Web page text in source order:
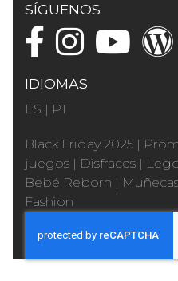
SÍGUENOS
IDIOMAS
ES | PT
Black Friday 2025 |
juegos | Disfraces |
Bebé Reborn |
Fashion